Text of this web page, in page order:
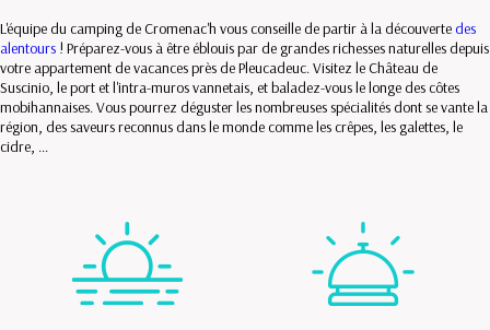
L'équipe du camping de Cromenac'h vous conseille de partir à la découverte des
alentours ! Préparez-vous à être éblouis par de grandes richesses naturelles depuis
votre appartement de vacances près de Pleucadeuc. Visitez le Château de
Suscinio, le port et l'intra-muros vannetais, et baladez-vous le longe des côtes
mobihannaises. Vous pourrez déguster les nombreuses spécialités dont se vante la
région, des saveurs reconnus dans le monde comme les crêpes, les galettes, le
cidre, ...